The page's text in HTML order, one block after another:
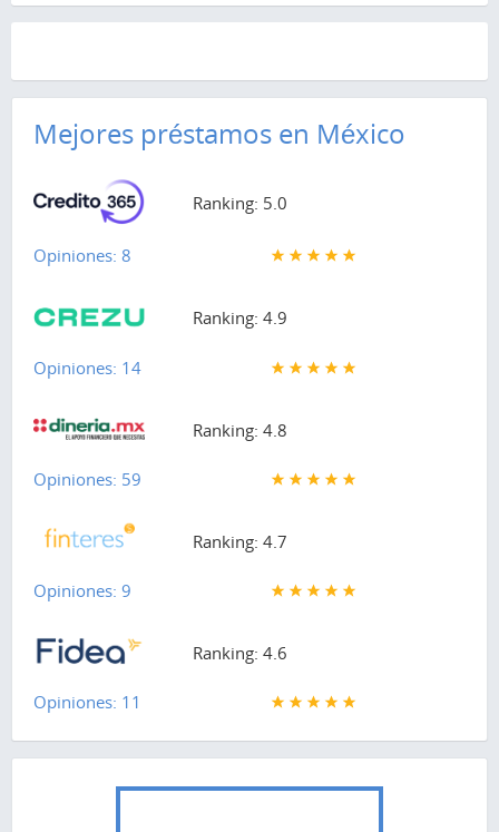
Mejores préstamos en México
Ranking: 5.0
Opiniones: 8
Ranking: 4.9
Opiniones: 14
Ranking: 4.8
Opiniones: 59
Ranking: 4.7
Opiniones: 9
Ranking: 4.6
Opiniones: 11